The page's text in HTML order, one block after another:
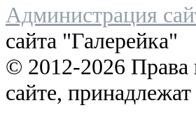
Администрация
сайта "Галерейка"
© 2012-2026 Права
сайте,